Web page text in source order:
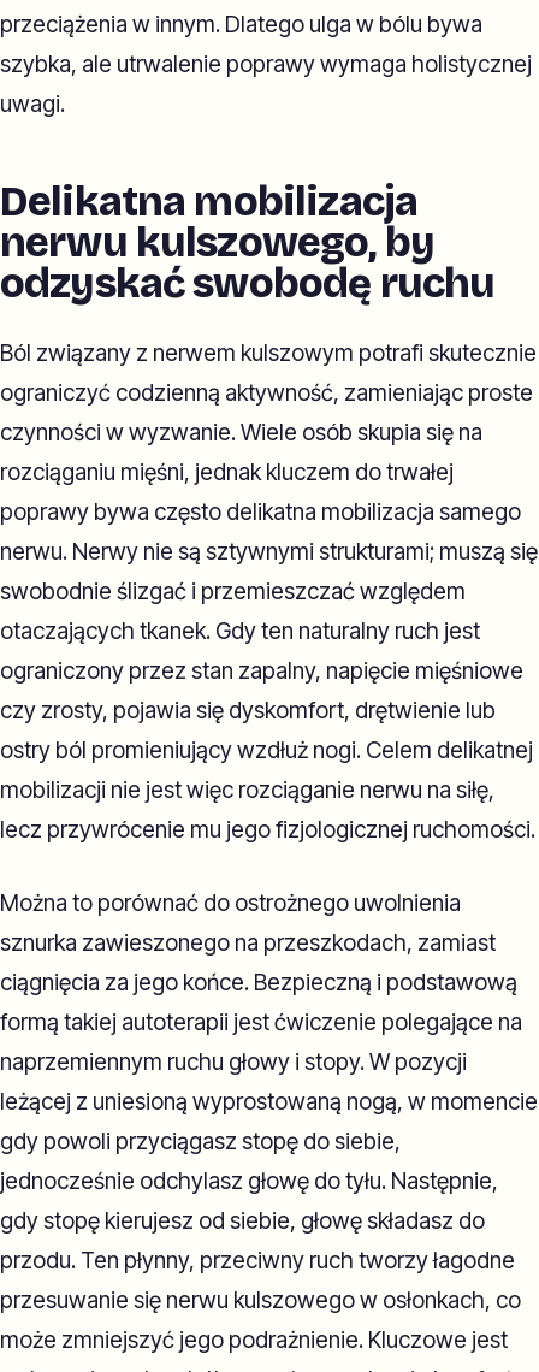
przeciążenia w innym. Dlatego ulga w bólu bywa
szybka, ale utrwalenie poprawy wymaga holistycznej
uwagi.
Delikatna mobilizacja
nerwu kulszowego, by
odzyskać swobodę ruchu
Ból związany z nerwem kulszowym potrafi skutecznie
ograniczyć codzienną aktywność, zamieniając proste
czynności w wyzwanie. Wiele osób skupia się na
rozciąganiu mięśni, jednak kluczem do trwałej
poprawy bywa często delikatna mobilizacja samego
nerwu. Nerwy nie są sztywnymi strukturami; muszą się
swobodnie ślizgać i przemieszczać względem
otaczających tkanek. Gdy ten naturalny ruch jest
ograniczony przez stan zapalny, napięcie mięśniowe
czy zrosty, pojawia się dyskomfort, drętwienie lub
ostry ból promieniujący wzdłuż nogi. Celem delikatnej
mobilizacji nie jest więc rozciąganie nerwu na siłę,
lecz przywrócenie mu jego fizjologicznej ruchomości.
Można to porównać do ostrożnego uwolnienia
sznurka zawieszonego na przeszkodach, zamiast
ciągnięcia za jego końce. Bezpieczną i podstawową
formą takiej autoterapii jest ćwiczenie polegające na
naprzemiennym ruchu głowy i stopy. W pozycji
leżącej z uniesioną wyprostowaną nogą, w momencie
gdy powoli przyciągasz stopę do siebie,
jednocześnie odchylasz głowę do tyłu. Następnie,
gdy stopę kierujesz od siebie, głowę składasz do
przodu. Ten płynny, przeciwny ruch tworzy łagodne
przesuwanie się nerwu kulszowego w osłonkach, co
może zmniejszyć jego podrażnienie. Kluczowe jest